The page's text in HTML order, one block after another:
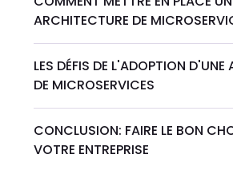
ARCHITECTURE DE
LES DÉFIS DE L'ADOPTION D'UNE
DE MICROSERVICES
CONCLUSION: FAIRE LE BON
VOTRE ENTREPRISE